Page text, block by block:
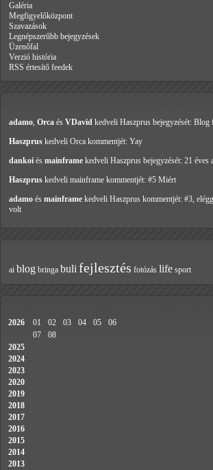
Galéria
Megfigyelőközpont
Szavazások
Legnépszerűbb bejegyzések
Üzenőfal
Verzió história
RSS értesítő feedek
adamo, Orca és VDavid kedveli Haszprus bejegyzését: Blog
Haszprus kedveli Orca kommentjét: Yay
dankoi és mainframe kedveli Haszprus bejegyzését: 21 éves
Haszprus kedveli mainframe kommentjét: #5 Miért
adamo és mainframe kedveli Haszprus kommentjét: #3,
volt
ai blog bringa buli fejlesztés fotózás life sport
2026 01 02 03 04 05
06
07
08
2025
2024
2023
2020
2019
2018
2017
2016
2015
2014
2013